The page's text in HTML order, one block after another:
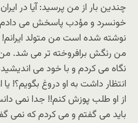
چندین بار از من پرسید: آیا در
خونسرد و مؤدب پاسخش می دادم:
نوشته شده است من متولد
من رنگش برافروخته تر می شد. من
نگاه می کردم و با خود می
انتظار داشت به او دروغ بگویم؟! یا
از او طلب پوزش کنم!! جدا نمی
باید می گفتم و می کردم که نمی